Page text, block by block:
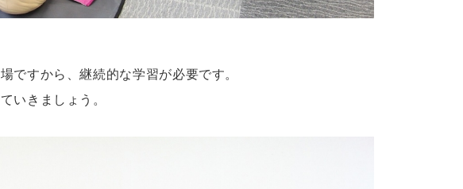
ですから、継続的な学習が必要です。
いきましょう。